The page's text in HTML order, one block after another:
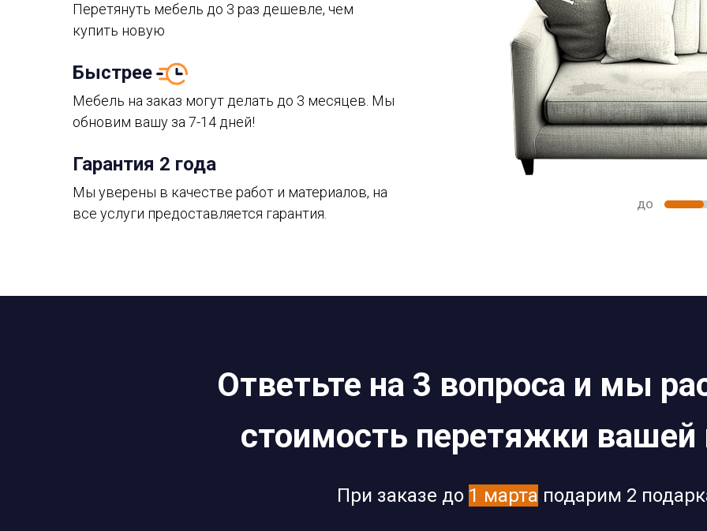
до
Гарантия 2 года
Мы уверены в качестве работ и материалов, на
все услуги предоставляется гарантия.
Быстрее
Мебель на заказ могут делать до 3 месяцев. Мы
обновим вашу за 7-14 дней!
Перетянуть мебель до 3 раз дешевле, чем
купить новую
Ответьте на 3 вопроса и мы
стоимость перетяжки вашей
При заказе до 1 марта подарим 2